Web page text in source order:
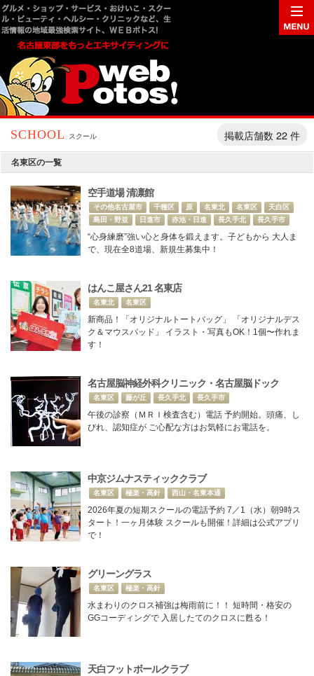
SCHOOL スクール 掲載店舗数 22 件
名東区の一覧
空手道場 清凛館
その他名古屋市 千種区 原 名東北 名東区
天白区
島田・野並
日進市 赤池・日進 長久手北 長久手市
“心身練磨”強い心と身体を鍛えます。子どもから 大人ま
で、現在全8道場、新規生募集中！
はんこ屋さん21 名東店
名東北 名東区
新商品！「オリジナルトートバッグ」 「オリジナルデス
ク＆マウスパッド」 イラスト・写真もOK！1個〜作れま
す！
名古屋脳神経外科クリニック・名古屋脳ドック
名東区 藤が丘 長久手北 長久手市
午後の診察（ＭＲＩ検査含む）電話 予約開始。頭痛、し
びれ、認知症が ご心配な方はお気軽にお電話を。
中京ジムナスティッククラブ
名東区 極楽・高針 西山・名東本通
2026年夏の短期スクールの電話予約 7／1（水）朝9時ス
タート！一ヶ月体験 スクールも開催！詳細は公式アプリ
で！
グリーングラス
名東区 極楽・高針
水まわりのクロス補強は梅雨前に！！ 短時間・格安の
GGコーディングで 入居したてのクロスに甦る！
天白フットボールクラブ